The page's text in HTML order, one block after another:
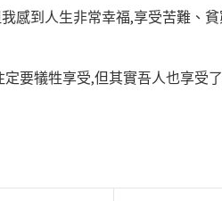
感到人生非常幸福,享受苦難、
要犠牲享受,但其實吾人也享受